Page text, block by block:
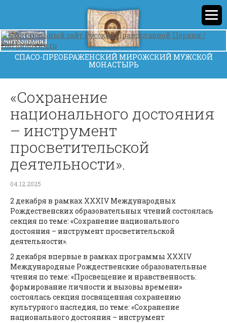
СПАСО-ПРЕОБРАЖЕНСКИЙ МИРОЖСКИЙ МУЖСКОЙ
МОНАСТЫРЬ
«Сохранение
национального достояния
– инструмент
просветительской
деятельности».
04.12.2025
2 декабря в рамках XXXIV Международных
Рождественских образовательных чтений состоялась
секция по теме: «Сохранение национального
достояния – инструмент просветительской
деятельности».
2 декабря впервые в рамках программы XXXIV
Международные Рождественские образовательные
чтения по теме: «Просвещение и нравственность:
формирование личности и вызовы времени»
состоялась секция посвященная сохранению
культурного наследия, по теме: «Сохранение
национального достояния – инструмент